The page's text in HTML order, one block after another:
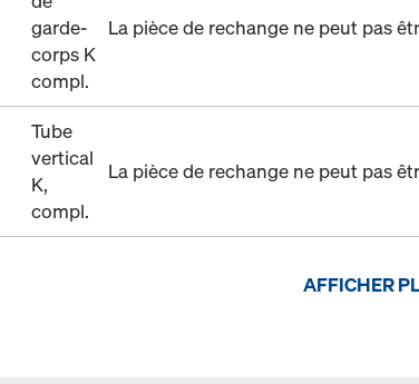
garde-
corps K
compl.
La pièce de rechange ne peut pas
Tube
vertical
K,
compl.
La pièce de rechange ne peut pas
AFFICHER